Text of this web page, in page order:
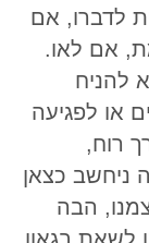
לדברו, אם
אם לאו.
להניח
או לפגיעה
רוח,
ניחשב כצאן
הבה